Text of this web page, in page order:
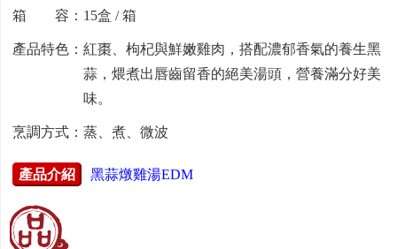
箱 容：15盒 / 箱
產品特色：紅棗、枸杞與鮮嫩雞肉，搭配濃郁香氣的養生黑
蒜，煨煮出唇齒留香的絕美湯頭，營養滿分好美
味。
烹調方式：蒸、煮、微波
產品介紹 黑蒜燉雞湯EDM